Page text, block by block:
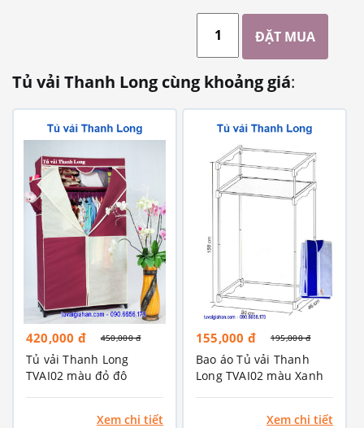
Tủ vải Thanh Long cùng khoảng giá:
420,000 đ 450,000 đ
Tủ vải Thanh Long
TVAI02 màu đỏ đô
Xem chi tiết
155,000 đ 195,000 đ
Bao áo Tủ vải Thanh
Long TVAI02 màu Xanh
Xem chi tiết